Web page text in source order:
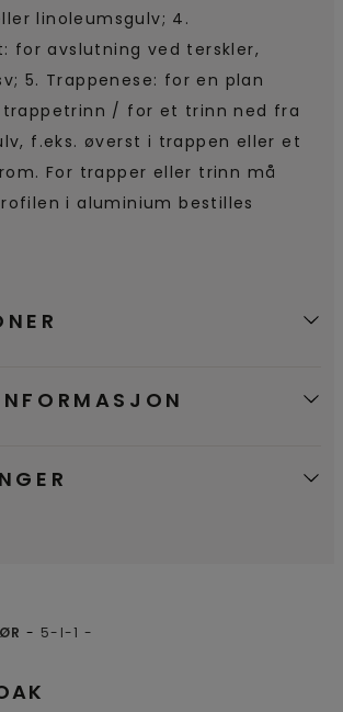
linoleumsgulv; 4.
for avslutning ved terskler,
5. Trappenese: for en plan
trappetrinn / for et trinn ned fra
f.eks. øverst i trappen eller et
For trapper eller trinn må
i aluminium bestilles
5-I-1